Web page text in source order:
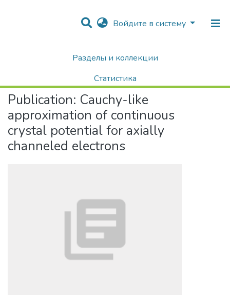
Войдите в систему
Разделы и коллекции
Статистика
Поиск
Научные публикации / Препринты
Publication: Cauchy-like
approximation of continuous
crystal potential for axially
channeled electrons